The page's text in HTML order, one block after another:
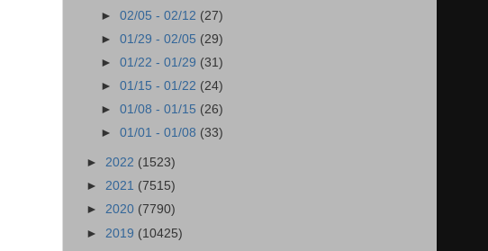
►02/05 - 02/12 (27)
►01/29 - 02/05 (29)
►01/22 - 01/29 (31)
►01/15 - 01/22 (24)
►01/08 - 01/15 (26)
►01/01 - 01/08 (33)
► 2022 (1523)
► 2021 (7515)
► 2020 (7790)
► 2019 (10425)